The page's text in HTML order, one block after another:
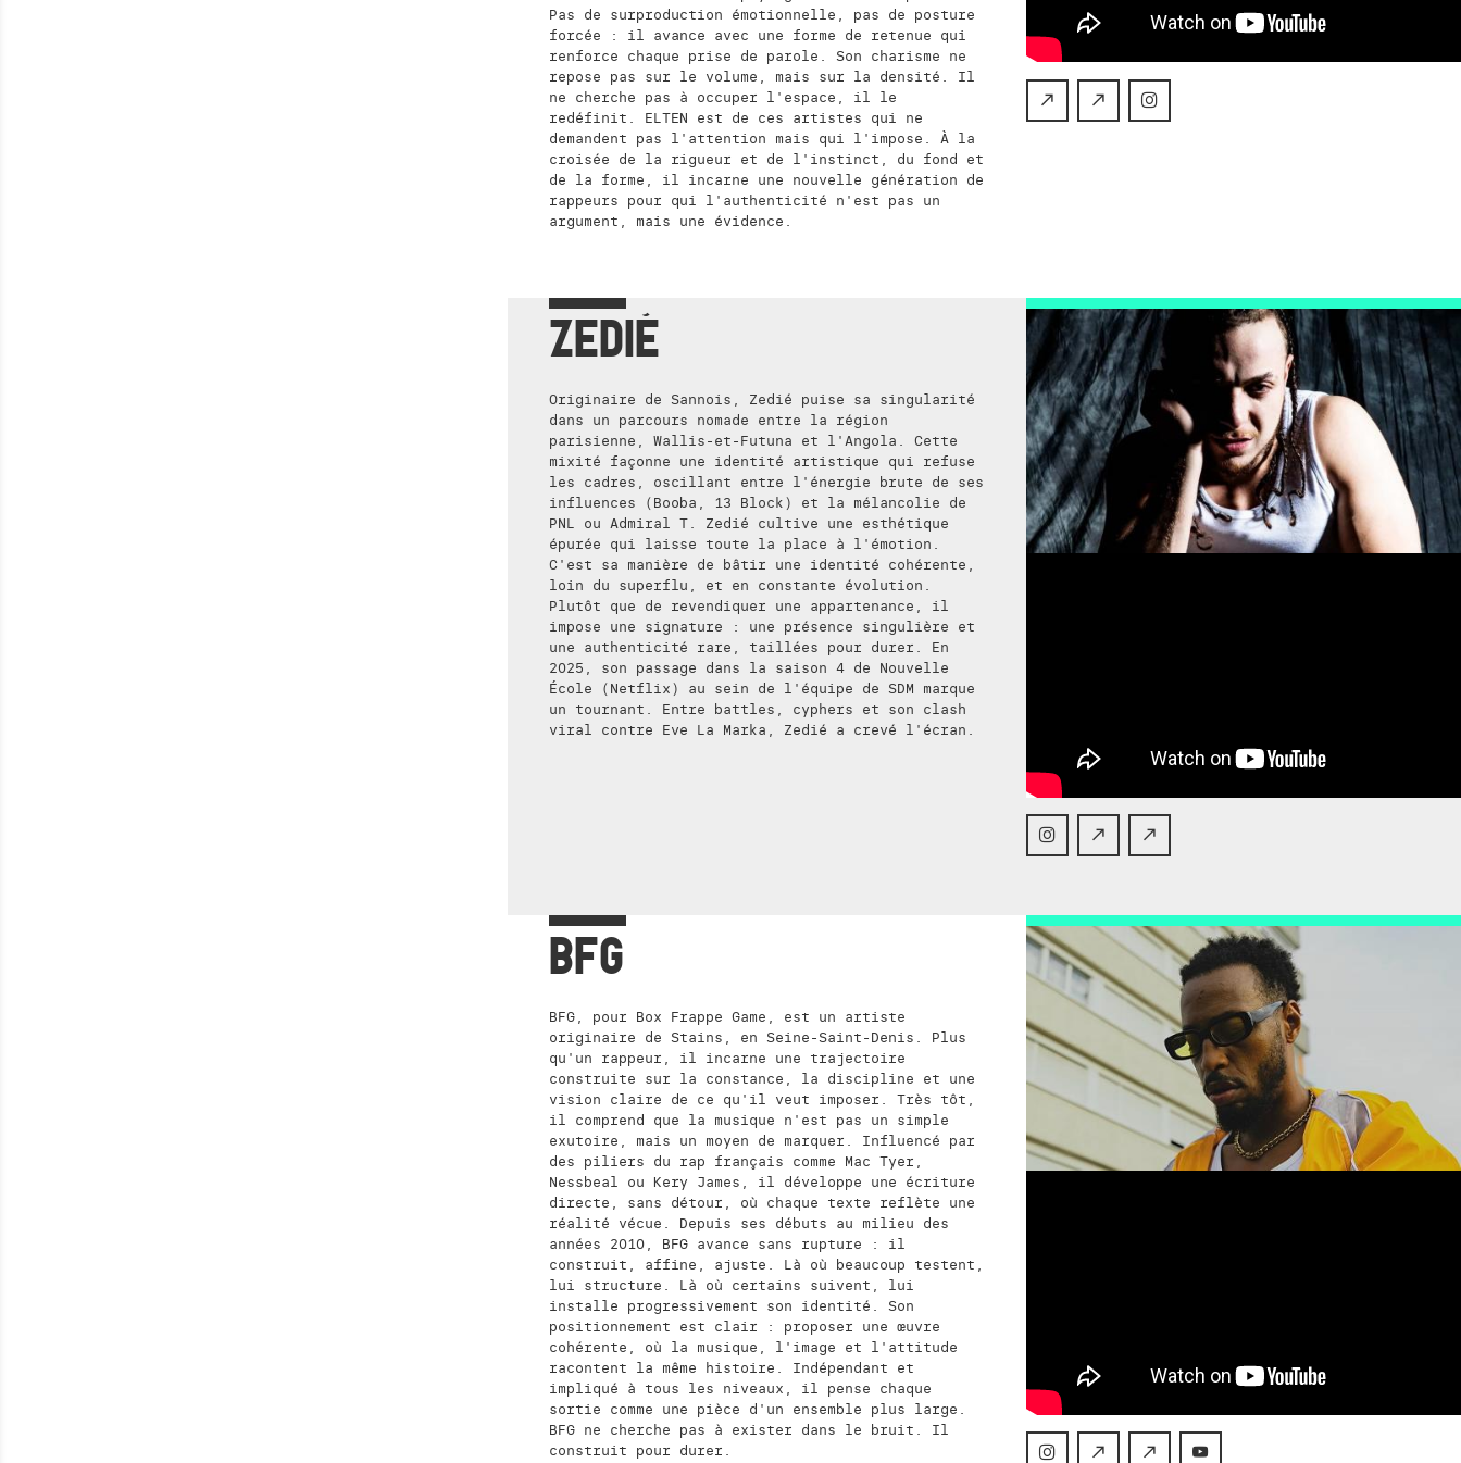
C
H
Pas de surproduction émotionnelle, pas de posture
forcée : il avance avec une forme de retenue qui
renforce chaque prise de parole. Son charisme ne
repose pas sur le volume, mais sur la densité. Il
ne cherche pas à occuper l'espace, il le
redéfinit. ELTEN est de ces artistes qui ne
demandent pas l'attention mais qui l'impose. À la
croisée de la rigueur et de l'instinct, du fond et
de la forme, il incarne une nouvelle génération de
rappeurs pour qui l'authenticité n'est pas un
argument, mais une évidence.
ZEDIÉ
Originaire de Sannois, Zedié puise sa singularité
dans un parcours nomade entre la région
parisienne, Wallis-et-Futuna et l'Angola. Cette
mixité façonne une identité artistique qui refuse
les cadres, oscillant entre l'énergie brute de ses
influences (Booba, 13 Block) et la mélancolie de
PNL ou Admiral T. Zedié cultive une esthétique
épurée qui laisse toute la place à l'émotion.
C'est sa manière de bâtir une identité cohérente,
loin du superflu, et en constante évolution.
Plutôt que de revendiquer une appartenance, il
impose une signature : une présence singulière et
une authenticité rare, taillées pour durer. En
2025, son passage dans la saison 4 de Nouvelle
École (Netflix) au sein de l'équipe de SDM marque
un tournant. Entre battles, cyphers et son clash
viral contre Eve La Marka, Zedié a crevé l'écran.
BFG
BFG, pour Box Frappe Game, est un artiste
originaire de Stains, en Seine-Saint-Denis. Plus
qu'un rappeur, il incarne une trajectoire
construite sur la constance, la discipline et une
vision claire de ce qu'il veut imposer. Très tôt,
il comprend que la musique n'est pas un simple
exutoire, mais un moyen de marquer. Influencé par
des piliers du rap français comme Mac Tyer,
Nessbeal ou Kery James, il développe une écriture
directe, sans détour, où chaque texte reflète une
réalité vécue. Depuis ses débuts au milieu des
années 2010, BFG avance sans rupture : il
construit, affine, ajuste. Là où beaucoup testent,
lui structure. Là où certains suivent, lui
installe progressivement son identité. Son
positionnement est clair : proposer une œuvre
cohérente, où la musique, l'image et l'attitude
racontent la même histoire. Indépendant et
impliqué à tous les niveaux, il pense chaque
sortie comme une pièce d'un ensemble plus large.
BFG ne cherche pas à exister dans le bruit. Il
construit pour durer.